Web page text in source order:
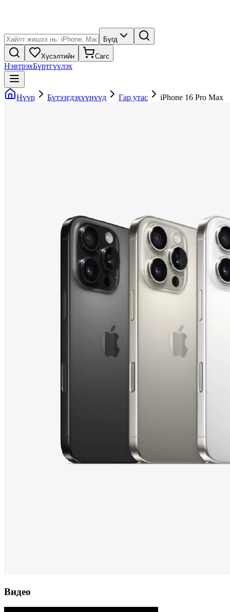
Бүгд
Хүсэлтийн Сагс
НэвтрэхБүртгүүлэх
Нүүр Бүтээгдэхүүнүүд Гар утас iPhone 16 Pro Max
Видео